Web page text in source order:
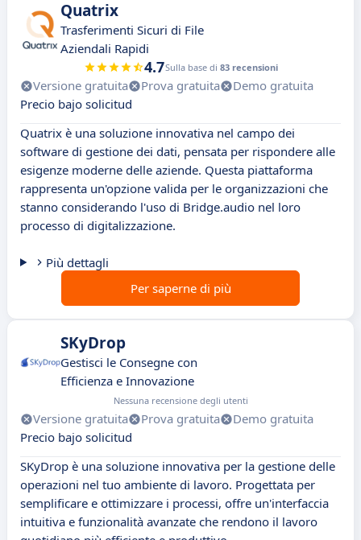
Quatrix
Trasferimenti Sicuri di File
Aziendali Rapidi
4.7Sulla base di 83 recensioni
Versione gratuita Prova gratuita
Demo gratuita
Precio bajo solicitud
Quatrix è una soluzione innovativa nel campo dei
software di gestione dei dati, pensata per rispondere alle
esigenze moderne delle aziende. Questa piattaforma
rappresenta un'opzione valida per le organizzazioni che
stanno considerando l'uso di Bridge.audio nel loro
processo di digitalizzazione.
Più dettagli
Per saperne di più
SKyDrop
Gestisci le Consegne con
Efficienza e Innovazione
Nessuna recensione degli utenti
Versione gratuita Prova gratuita
Demo gratuita
Precio bajo solicitud
SKyDrop è una soluzione innovativa per la gestione delle
operazioni nel tuo ambiente di lavoro. Progettata per
semplificare e ottimizzare i processi, offre un'interfaccia
intuitiva e funzionalità avanzate che rendono il lavoro